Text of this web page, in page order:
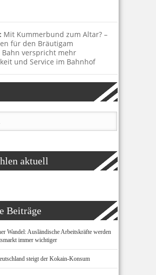
Mit Kummerbund zum Altar? –
für den Bräutigam
Bahn verspricht mehr
und Service im Bahnhof
aktuell
Beiträge
Wandel: Ausländische Arbeitskräfte werden
immer wichtiger
steigt der Kokain-Konsum